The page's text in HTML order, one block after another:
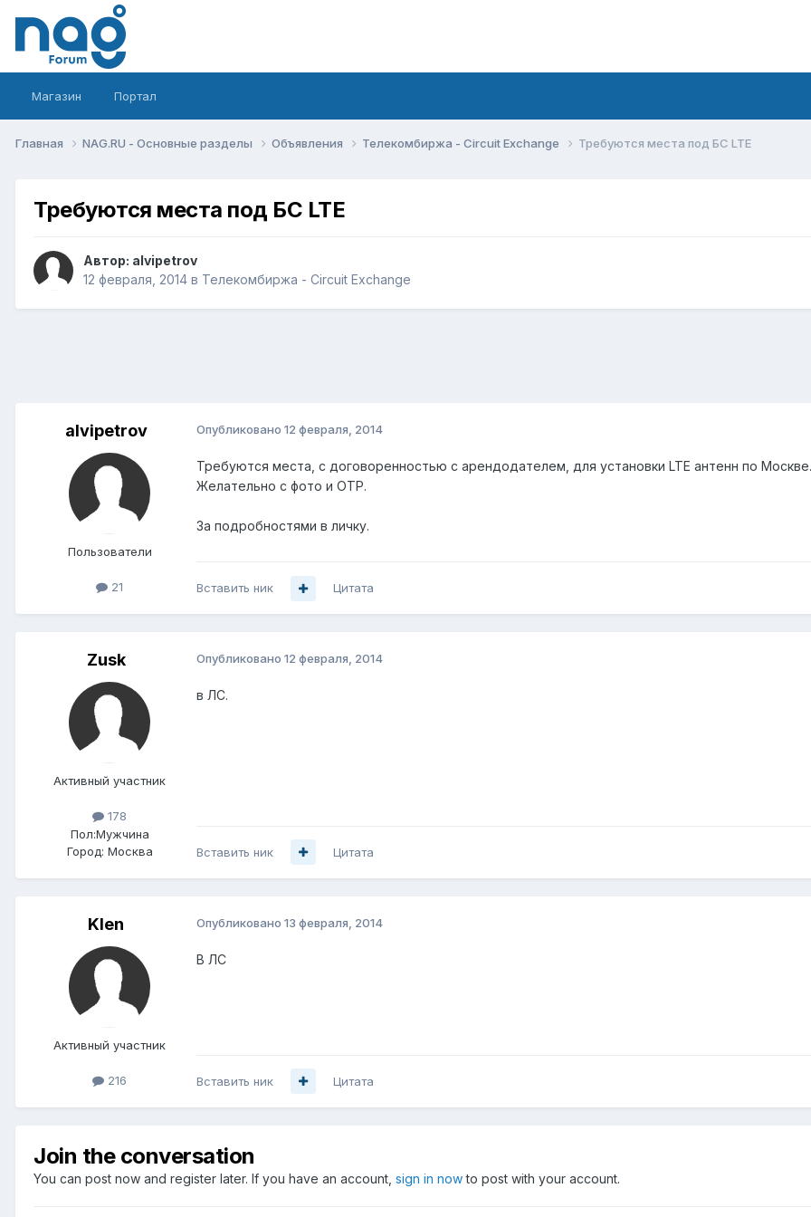
Магазин Портал
Главная NAG.RU - Основные разделы Объявления Телекомбиржа - Circuit Exchange Требуются места под БС LTE
Требуются места под БС LTE
Автор: alvipetrov
12 февраля, 2014 в Телекомбиржа - Circuit Exchange
alvipetrov
Пользователи
21
Опубликовано 12 февраля, 2014
Требуются места, с договоренностью с арендодателем, для установки LTE антенн по Москве.
Желательно с фото и ОТР.
За подробностями в личку.
Вставить ник Цитата
Zusk
Активный участник
178
Пол:Мужчина
Город: Москва
Опубликовано 12 февраля, 2014
в ЛС.
Вставить ник Цитата
Klen
Активный участник
216
Опубликовано 13 февраля, 2014
В ЛС
Вставить ник Цитата
Join the conversation
You can post now and register later. If you have an account, sign in nowto post with your account.